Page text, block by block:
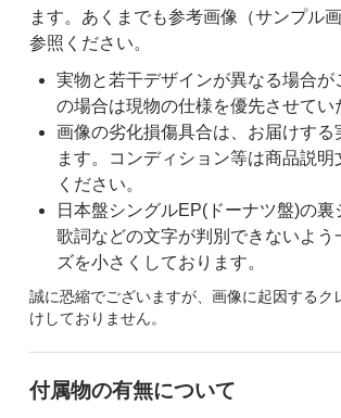
ます。あくまでも参考画像（サンプル
参照ください。
実物と若干デザインが異なる場合が
の場合は現物の仕様を優先させてい
画像の劣化損傷具合は、お届けする
ます。コンディション等は商品説
ください。
日本盤シングルEP(ドーナツ盤)の裏
歌詞などの文字が判別できないよう
ズを小さくしております。
誠に恐縮でございますが、画像に起因するク
けしておりません。
付属物の有無について